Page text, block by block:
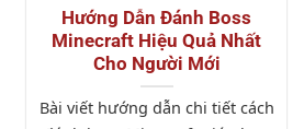
Hướng Dẫn Đánh Boss
Minecraft Hiệu Quả Nhất
Cho Người Mới
Bài viết hướng dẫn chi tiết cách